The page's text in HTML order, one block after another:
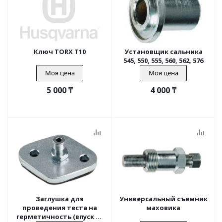
Ключ TORX T10
Моя цена
5 000₸
Установщик сальника
545, 550, 555, 560, 562, 576
Моя цена
4 000₸
Заглушка для
проведения теста на
герметичность (впуск со
Универсальный съемник
маховика